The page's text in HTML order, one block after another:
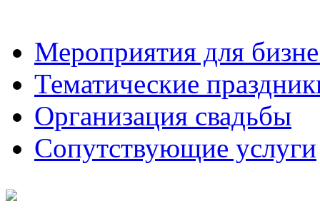
Мероприятия для
Тематические
Организация свадьбы
Сопутствующие услуги